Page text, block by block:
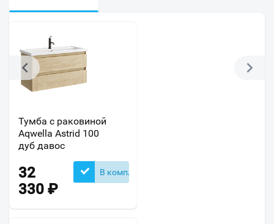
Тумба с раковиной
Aqwella Astrid 100
дуб давос
32
330 ₽
В комплекте